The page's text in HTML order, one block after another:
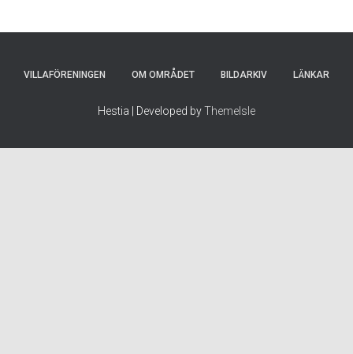
VILLAFÖRENINGEN OM OMRÅDET BILDARKIV LÄNKAR
Hestia | Developed byThemeIsle